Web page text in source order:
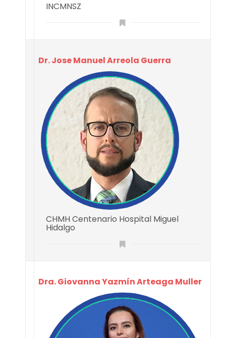
INCMNSZ
Dr. Jose Manuel Arreola Guerra
CHMH Centenario Hospital Miguel
Hidalgo
Dra. Giovanna Yazmín Arteaga Muller